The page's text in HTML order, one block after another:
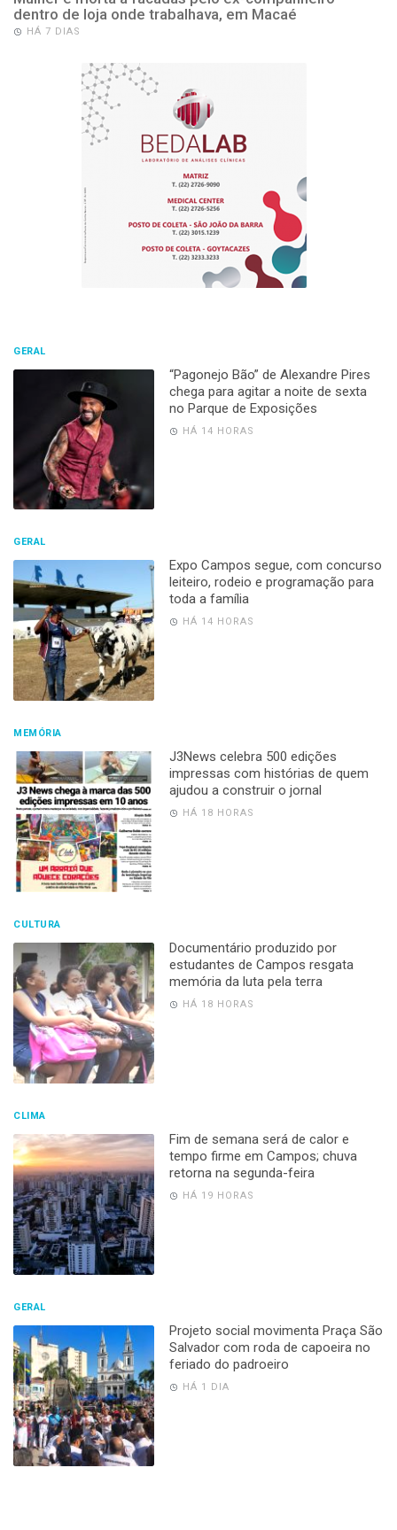
dentro de loja onde trabalhava, em Macaé
HÁ 7 DIAS
GERAL
“Pagonejo Bão” de Alexandre Pires
chega para agitar a noite de sexta
no Parque de Exposições
HÁ 14 HORAS
GERAL
Expo Campos segue, com concurso
leiteiro, rodeio e programação para
toda a família
HÁ 14 HORAS
MEMÓRIA
J3News celebra 500 edições
impressas com histórias de quem
ajudou a construir o jornal
HÁ 18 HORAS
CULTURA
Documentário produzido por
estudantes de Campos resgata
memória da luta pela terra
HÁ 18 HORAS
CLIMA
Fim de semana será de calor e
tempo firme em Campos; chuva
retorna na segunda-feira
HÁ 19 HORAS
GERAL
Projeto social movimenta Praça São
Salvador com roda de capoeira no
feriado do padroeiro
HÁ 1 DIA